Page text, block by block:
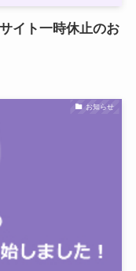
イト一時休止のお
お知らせ